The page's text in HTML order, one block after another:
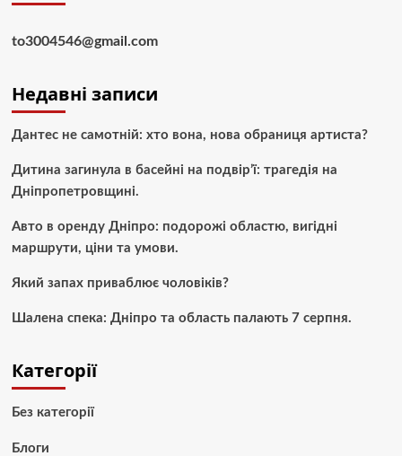
to3004546@gmail.com
Недавні записи
Дантес не самотній: хто вона, нова обраниця артиста?
Дитина загинула в басейні на подвір’ї: трагедія на
Дніпропетровщині.
Авто в оренду Дніпро: подорожі областю, вигідні
маршрути, ціни та умови.
Який запах приваблює чоловіків?
Шалена спека: Дніпро та область палають 7 серпня.
Категорії
Без категорії
Блоги